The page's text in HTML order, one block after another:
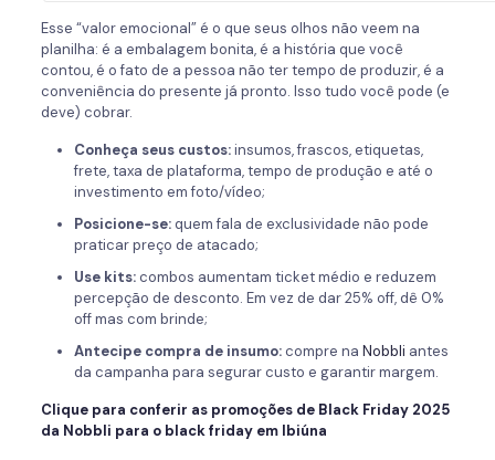
Esse “valor emocional” é o que seus olhos não veem na
planilha: é a embalagem bonita, é a história que você
contou, é o fato de a pessoa não ter tempo de produzir, é a
conveniência do presente já pronto. Isso tudo você pode (e
deve) cobrar.
Conheça seus custos:insumos, frascos, etiquetas,
frete, taxa de plataforma, tempo de produção e até o
investimento em foto/vídeo;
Posicione-se:quem fala de exclusividade não pode
praticar preço de atacado;
Use kits:combos aumentam ticket médio e reduzem
percepção de desconto. Em vez de dar 25% off, dê 0%
off mas com brinde;
Antecipe compra de insumo:compre na Nobbli antes
da campanha para segurar custo e garantir margem.
Clique para conferir as promoções de Black Friday 2025
da Nobbli para o black friday em Ibiúna